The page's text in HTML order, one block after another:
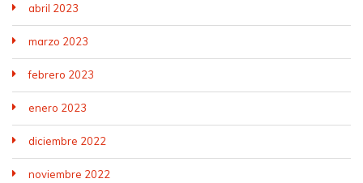
abril 2023
marzo 2023
febrero 2023
enero 2023
diciembre 2022
noviembre 2022